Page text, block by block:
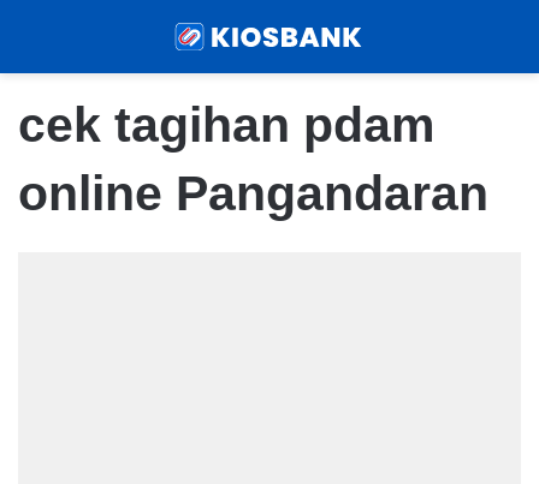
cek tagihan pdam
online Pangandaran